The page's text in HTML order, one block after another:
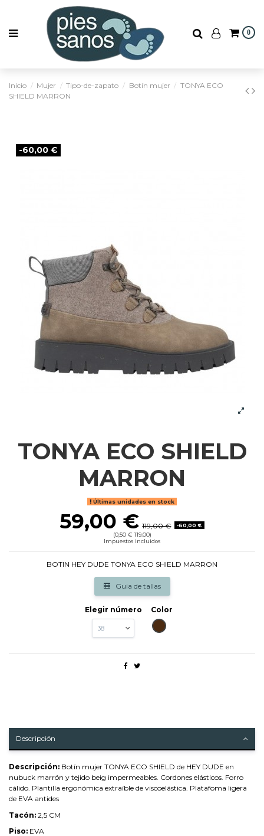
0
Inicio Mujer Tipo-de-zapato Botín mujer
TONYA ECO
SHIELD MARRON
-60,00 €
TONYA ECO SHIELD
MARRON
Últimas unidades en stock
59,00 € 119,00 €
-60,00 €
(0,50 € 119.00)
Impuestos incluidos
BOTIN HEY DUDE TONYA ECO SHIELD MARRON
Guia de tallas
Elegir número
Color
MARRON
Descripción
Descripción: Botín mujer TONYA ECO SHIELD de HEY DUDE en
nubuck marrón y tejido beig impermeables. Cordones elásticos. Forro
cálido. Plantilla ergonómica extraíble de viscoelástica. Platafoma ligera
de EVA antides
Tacón: 2,5 CM
Piso: EVA